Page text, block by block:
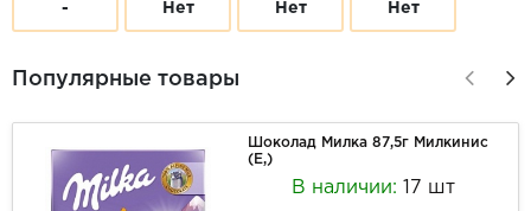
-
Нет
Нет
Нет
Популярные товары
Шоколад Милка 87,5г Милкинис
(Е,)
В наличии:
17 шт